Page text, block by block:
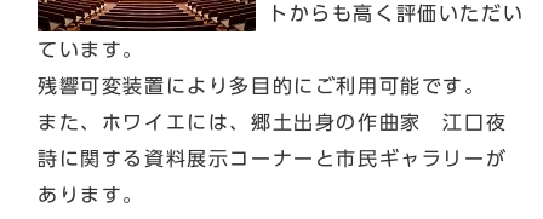
トからも高く評価いただい
ています。
残響可変装置により多目的にご利用可能です。
また、ホワイエには、郷土出身の作曲家 江口夜
詩に関する資料展示コーナーと市民ギャラリーが
あります。